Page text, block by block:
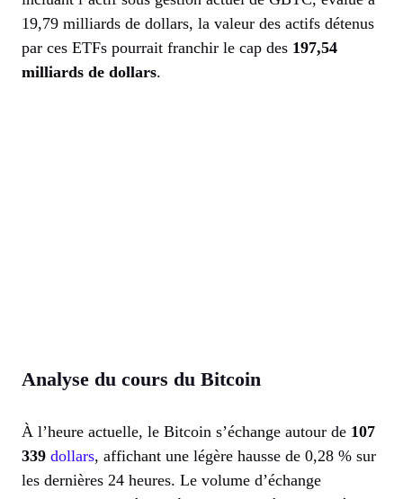
19,79 milliards de dollars, la valeur des actifs détenus
par ces ETFs pourrait franchir le cap des 197,54
milliards de dollars.
Analyse du cours du Bitcoin
À l’heure actuelle, le Bitcoin s’échange autour de 107
339 dollars, affichant une légère hausse de 0,28 % sur
les dernières 24 heures. Le volume d’échange